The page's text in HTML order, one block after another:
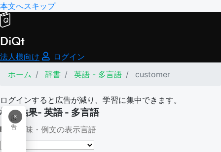
本文へスキップ
DiQt
法人様向け
ログイン
ホーム
辞書 英語 - 多言語 customer
ログインすると広告が減り、学習に集中できます。
×
広
告
検索結果- 英語 - 多言語
意味・例文の表示言語